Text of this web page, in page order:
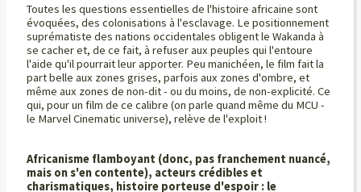
Toutes les questions essentielles de l'histoire africaine sont
évoquées, des colonisations à l'esclavage. Le positionnement
suprématiste des nations occidentales obligent le Wakanda à
se cacher et, de ce fait, à refuser aux peuples qui l'entoure
l'aide qu'il pourrait leur apporter. Peu manichéen, le film fait la
part belle aux zones grises, parfois aux zones d'ombre, et
même aux zones de non-dit - ou du moins, de non-explicité. Ce
qui, pour un film de ce calibre (on parle quand même du MCU -
le Marvel Cinematic universe), relève de l'exploit !
Africanisme flamboyant (donc, pas franchement nuancé,
mais on s'en contente), acteurs crédibles et
charismatiques, histoire porteuse d'espoir : le